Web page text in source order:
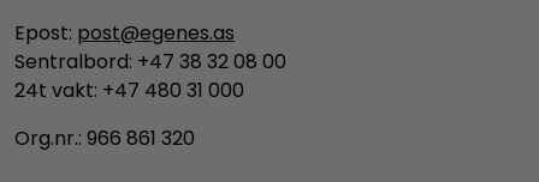
Epost: post@egenes.as
Sentralbord: +47 38 32 08 00
24t vakt: +47 480 31 000
Org.nr.: 966 861 320